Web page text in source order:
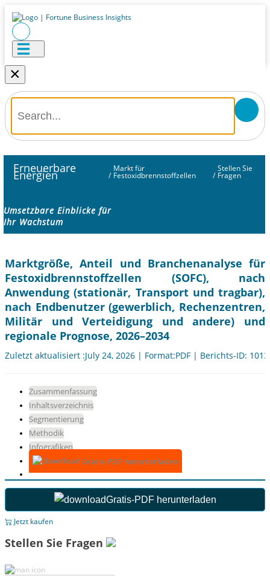
×
Erneuerbare
Energien /
Markt für
Festoxidbrennstoffzellen /
Stellen Sie
Fragen
Umsetzbare Einblicke für
Ihr Wachstum
Marktgröße, Anteil und Branchenanalyse für
Festoxidbrennstoffzellen (SOFC), nach
Anwendung (stationär, Transport und tragbar),
nach Endbenutzer (gewerblich, Rechenzentren,
Militär und Verteidigung und andere) und
regionale Prognose, 2026–2034
Zuletzt aktualisiert :July 24, 2026 | Format:PDF | Berichts-ID:
Zusammenfassung
Inhaltsverzeichnis
Segmentierung
Methodik
Infografiken
Gratis-PDF herunterladen
Gratis-PDF herunterladen
Jetzt kaufen
Stellen Sie Fragen